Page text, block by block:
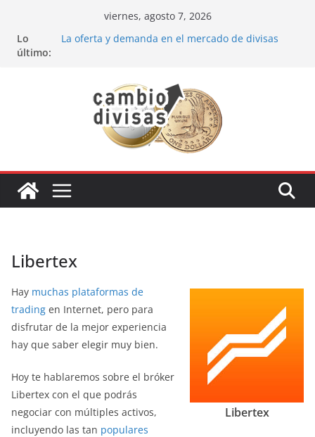
contenido
viernes, agosto 7, 2026
Lo
último:
La oferta y demanda en el mercado de divisas
Oportunidades de inversión en el sector petrolero
en 2024
Los bancos más recomendados para invertir en
Estrategia de los soldados Forex
Libertex
Libertex
Hay muchas plataformas de
trading en Internet, pero para
disfrutar de la mejor experiencia
hay que saber elegir muy bien.
Hoy te hablaremos sobre el bróker
Libertex con el que podrás
negociar con múltiples activos,
incluyendo las tan populares